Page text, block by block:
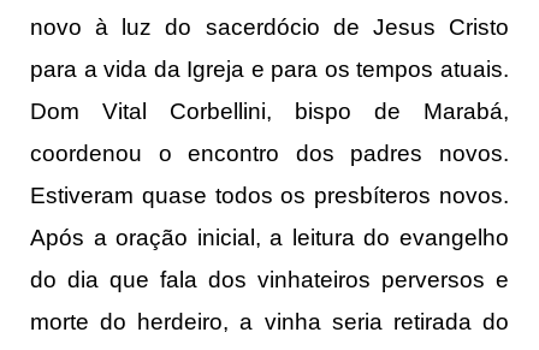
novo à luz do sacerdócio de Jesus Cristo
para a vida da Igreja e para os tempos atuais.
Dom Vital Corbellini, bispo de Marabá,
coordenou o encontro dos padres novos.
Estiveram quase todos os presbíteros novos.
Após a oração inicial, a leitura do evangelho
do dia que fala dos vinhateiros perversos e
morte do herdeiro, a vinha seria retirada do